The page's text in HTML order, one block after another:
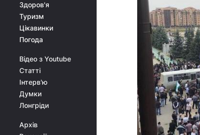
Здоров'я
Туризм
Цікавинки
Погода
Відео з Youtube
Статті
Інтерв'ю
Думки
Лонгріди
Архів